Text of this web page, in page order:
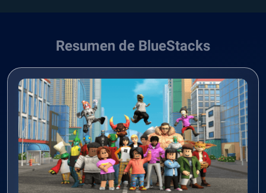
Resumen de BlueStacks